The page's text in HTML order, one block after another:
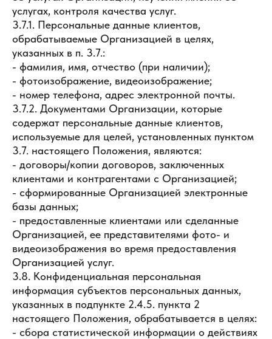
услугах, контроля качества услуг.
3.7.1. Персональные данные клиентов,
обрабатываемые Организацией в целях,
указанных в п. 3.7.:
- фамилия, имя, отчество (при наличии);
- фотоизображение, видеоизображение;
- номер телефона, адрес электронной почты.
3.7.2. Документами Организации, которые
содержат персональные данные клиентов,
используемые для целей, установленных пунктом
3.7. настоящего Положения, являются:
- договоры/копии договоров, заключенных
клиентами и контрагентами с Организацией;
- сформированные Организацией электронные
базы данных;
- предоставленные клиентами или сделанные
Организацией, ее представителями фото- и
видеоизображения во время предоставления
Организацией услуг.
3.8. Конфиденциальная персональная
информация субъектов персональных данных,
указанных в подпункте 2.4.5. пункта 2
настоящего Положения, обрабатывается в целях:
- сбора статистической информации о действиях